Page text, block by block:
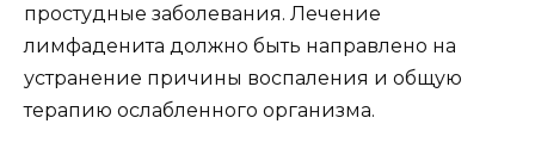
простудные заболевания. Лечение
лимфаденита должно быть направлено на
устранение причины воспаления и общую
терапию ослабленного организма.